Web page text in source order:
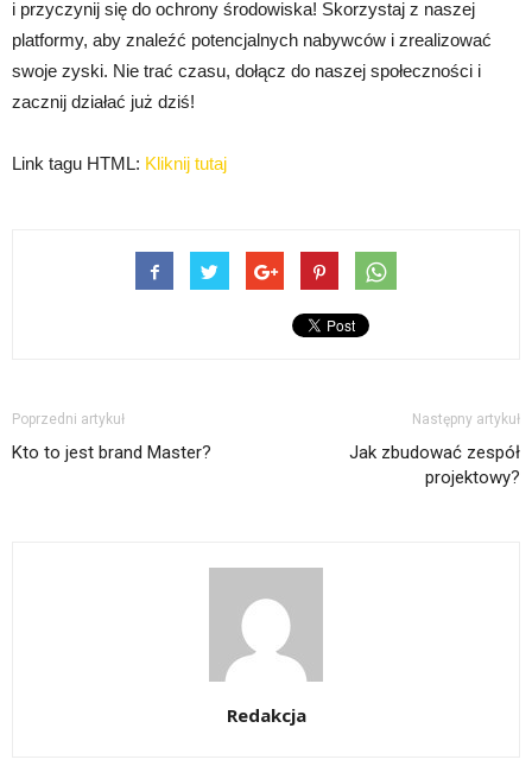
i przyczynij się do ochrony środowiska! Skorzystaj z naszej
platformy, aby znaleźć potencjalnych nabywców i zrealizować
swoje zyski. Nie trać czasu, dołącz do naszej społeczności i
zacznij działać już dziś!
Link tagu HTML: Kliknij tutaj
Poprzedni artykuł
Kto to jest brand Master?
Następny artykuł
Jak zbudować zespół
projektowy?
Redakcja